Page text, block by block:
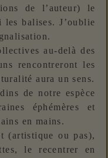
de l’auteur) le
les balises. J’oublie
au-delà des
rencontreront les
aura un sens.
de notre espèce
éphémères et
en mains.
(artistique ou pas),
le recentrer en